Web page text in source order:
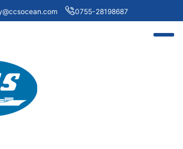
0755-28198687